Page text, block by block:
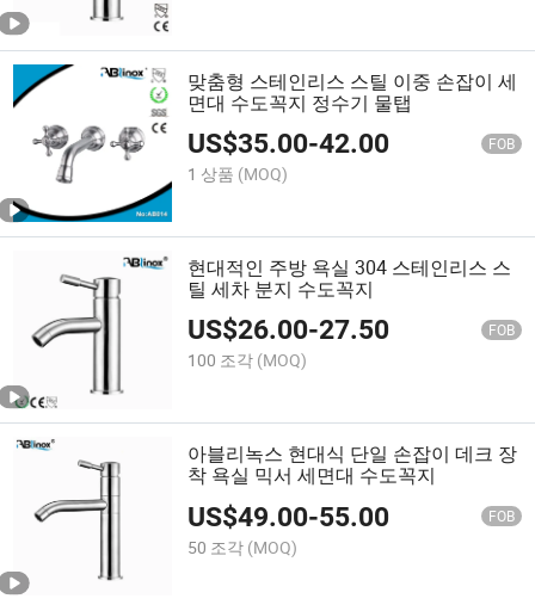
맞춤형 스테인리스 스틸 이중 손잡이 세
면대 수도꼭지 정수기 물탭
US$35.00-42.00 FOB
1 상품 (MOQ)
현대적인 주방 욕실 304 스테인리스 스
틸 세차 분지 수도꼭지
US$26.00-27.50 FOB
100 조각 (MOQ)
아블리녹스 현대식 단일 손잡이 데크 장
착 욕실 믹서 세면대 수도꼭지
US$49.00-55.00 FOB
50 조각 (MOQ)